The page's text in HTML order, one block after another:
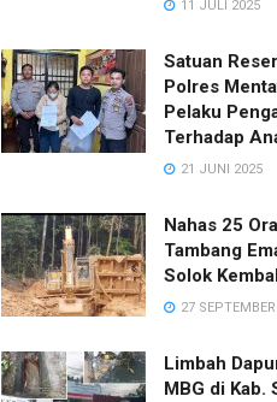
11 JULI 2025
Satuan
Polres
Pelaku
Terhadap
21 JUNI 2025
Nahas 25
Tambang
Solok
27
Limbah
MBG di Kab.